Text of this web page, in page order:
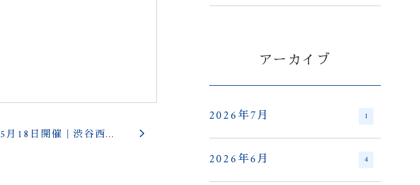
5月18日開催｜渋谷西武で下肢静脈瘤の健康教室＆無料エコー相談会（予約不要）
アーカイブ
2026年7月 1
2026年6月 4